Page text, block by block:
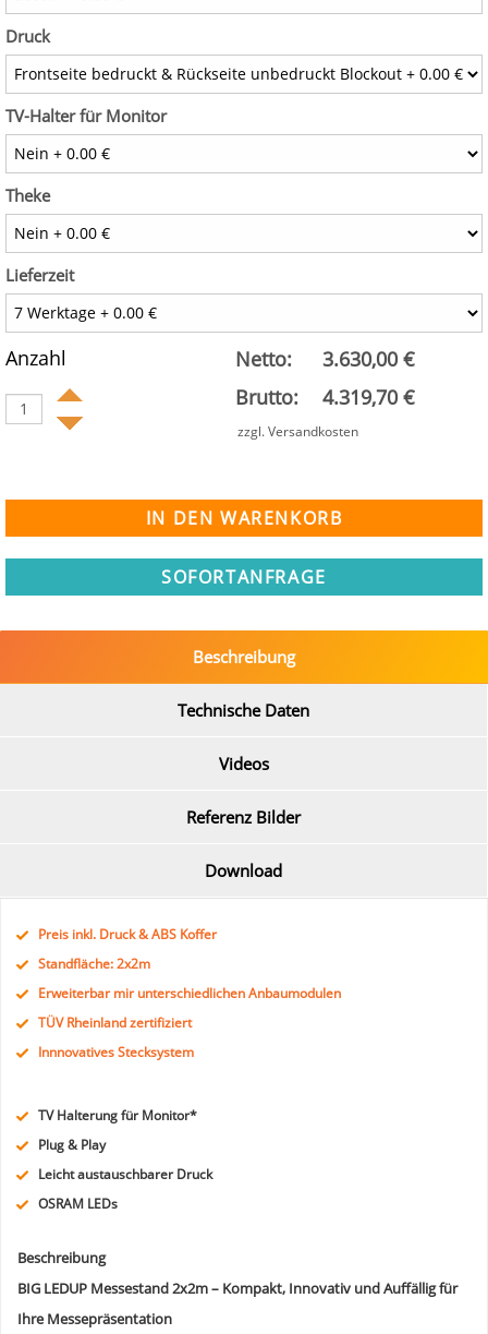
Druck
TV-Halter für Monitor
Theke
Lieferzeit
Anzahl Netto:
3.630,00 €
Brutto:
4.319,70 €
zzgl. Versandkosten
SOFORTANFRAGE
Beschreibung
Technische Daten
Videos
Referenz Bilder
Download
Preis inkl. Druck & ABS Koffer
Standfläche: 2x2m
Erweiterbar mir unterschiedlichen Anbaumodulen
TÜV Rheinland zertifiziert
Innnovatives Stecksystem
TV Halterung für Monitor*
Plug & Play
Leicht austauschbarer Druck
OSRAM LEDs
Beschreibung
BIG LEDUP Messestand 2x2m – Kompakt, Innovativ und Auffällig für
Ihre Messepräsentation